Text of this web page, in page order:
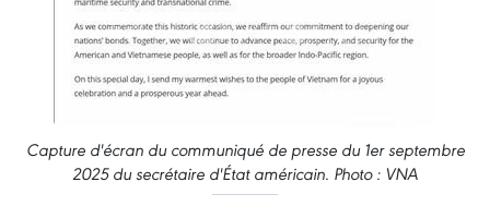
Capture d'écran du communiqué de presse du 1er septembre
2025 du secrétaire d'État américain. Photo : VNA